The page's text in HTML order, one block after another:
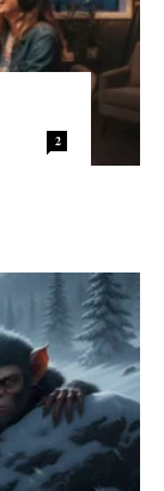
2